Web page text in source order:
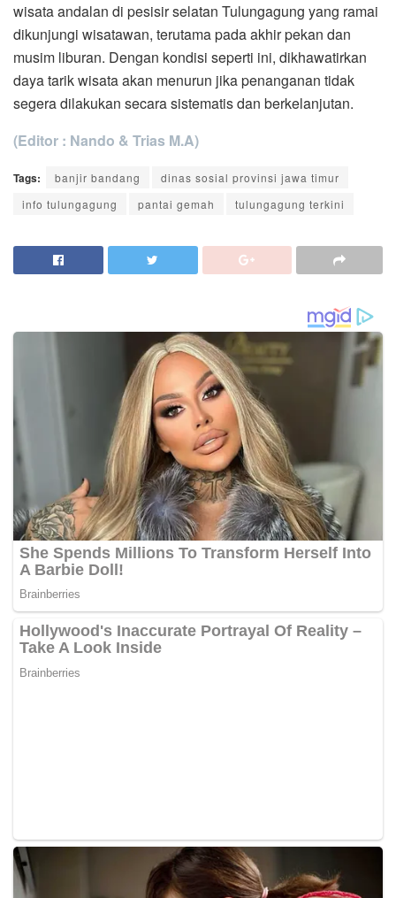
wisata andalan di pesisir selatan Tulungagung yang ramai
dikunjungi wisatawan, terutama pada akhir pekan dan
musim liburan. Dengan kondisi seperti ini, dikhawatirkan
daya tarik wisata akan menurun jika penanganan tidak
segera dilakukan secara sistematis dan berkelanjutan.
(Editor : Nando & Trias M.A)
Tags: banjir bandang
dinas sosial provinsi jawa timur
info tulungagung
pantai gemah tulungagung terkini